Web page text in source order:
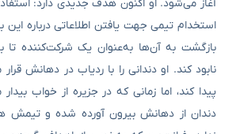
آغاز می‌شود. او اکنون هدف جدیدی دارد:
استخدام تیمی جهت یافتن اطلاعاتی درباره این
بازگشت به آن‌ها به‌عنوان یک شرکت‌کننده تا
نابود کند. او دندانی را با ردیاب در دهانش
پیدا کند، اما زمانی که در جزیره از خواب
دندان از دهانش بیرون آورده شده و تیمش